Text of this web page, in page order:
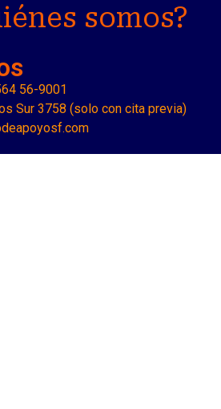
somos?
56-9001
Sur 3758 (solo con cita previa)